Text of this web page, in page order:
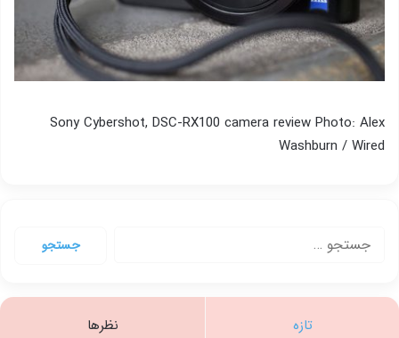
Sony Cybershot, DSC-RX100 camera review Photo: Alex
Washburn / Wired
تازه نظرها